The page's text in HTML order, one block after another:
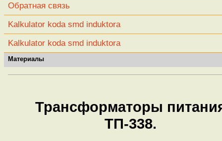
Обратная связь
Kalkulator koda smd induktora
Kalkulator koda smd induktora
Материалы
Трансформаторы
ТП-338.